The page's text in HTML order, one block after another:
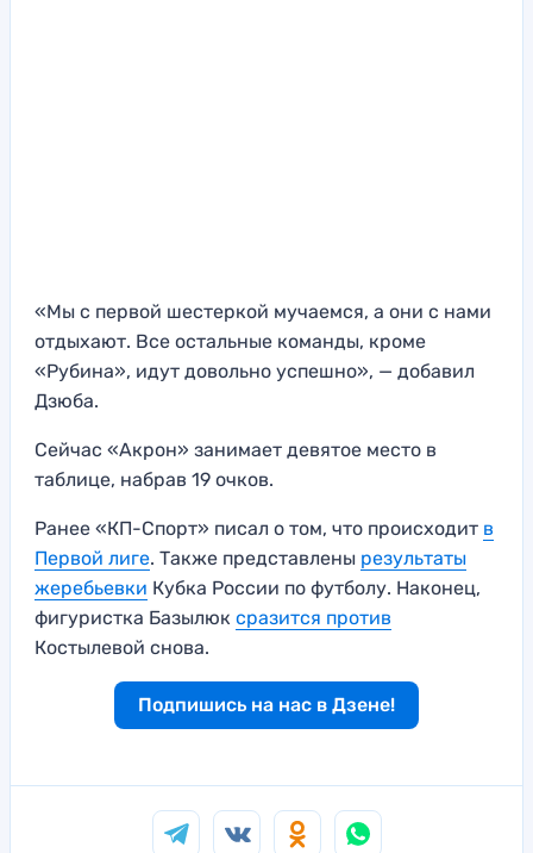
«Мы с первой шестеркой мучаемся, а они с нами
отдыхают. Все остальные команды, кроме
«Рубина», идут довольно успешно», — добавил
Дзюба.
Сейчас «Акрон» занимает девятое место в
таблице, набрав 19 очков.
Ранее «КП-Спорт» писал о том, что происходит в
Первой лиге. Также представлены результаты
жеребьевки Кубка России по футболу. Наконец,
фигуристка Базылюк сразится против
Костылевой снова.
Подпишись на нас в Дзене!